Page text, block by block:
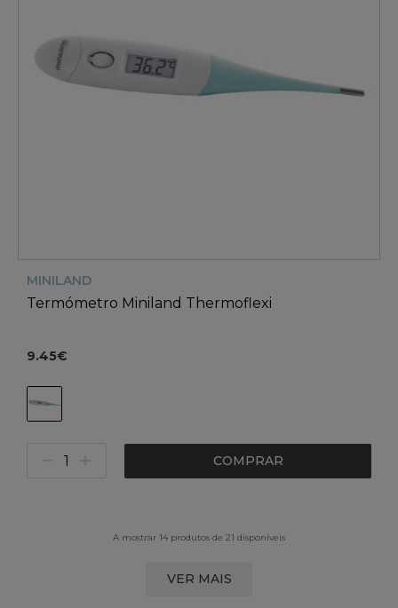
MINILAND
Termómetro Miniland Thermoflexi
9.45€
COMPRAR
A mostrar 14 produtos de 21 disponíveis
VER MAIS